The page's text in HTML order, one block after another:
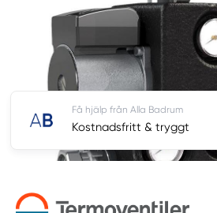
Få hjälp från Alla Badrum
Kostnadsfritt & tryggt